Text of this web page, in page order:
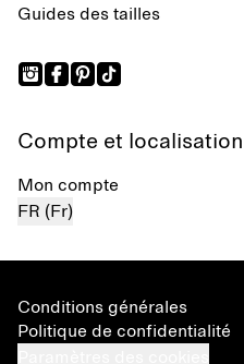
Guides des tailles
Compte et localisation
Mon compte
FR (Fr)
Conditions générales
Politique de confidentialité